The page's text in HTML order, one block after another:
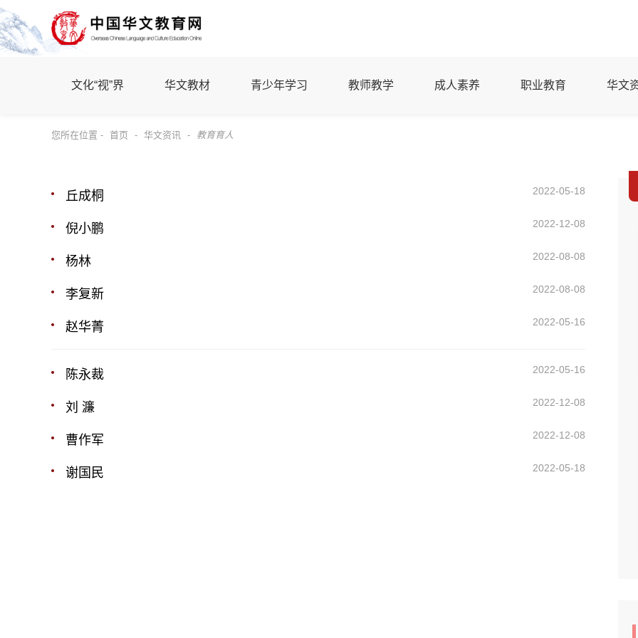
文化“视”界 华文教材 青少年学习 教师教学 成人素养 职业教育 华文
您所在位置 - 首页 - 华文资讯 - 教育育人
丘成桐 2022-05-18
倪小鹏 2022-12-08
杨林 2022-08-08
李复新 2022-08-08
赵华菁 2022-05-16
陈永裁 2022-05-16
刘 濂 2022-12-08
曹作军 2022-12-08
谢国民 2022-05-18